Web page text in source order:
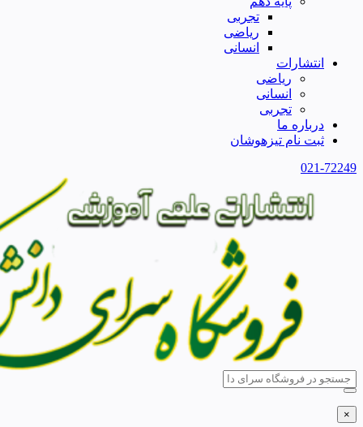
تجربی
ریاضی
انسانی
انتشارات
ریاضی
انسانی
تجربی
درباره ما
ثبت نام تیزهوشان
021-72249
×